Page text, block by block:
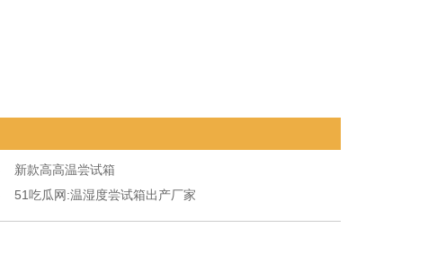
新款高高温尝试箱
51吃瓜网:温湿度尝试箱出产厂家